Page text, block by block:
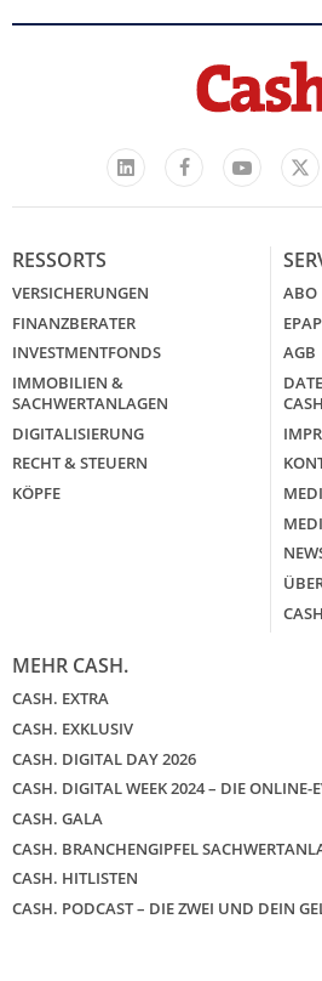
LinkedIn
FacebookYouTube
X
RESSORTS
VERSICHERUNGEN
FINANZBERATER
INVESTMENTFONDS
IMMOBILIEN &
SACHWERTANLAGEN
DIGITALISIERUNG
RECHT & STEUERN
KÖPFE
ABO
AGB
MEHR CASH.
CASH. EXTRA
CASH. EXKLUSIV
CASH. DIGITAL DAY 2026
CASH. DIGITAL WEEK 2024 – DIE ONLINE-
CASH. GALA
CASH. BRANCHENGIPFEL
CASH. HITLISTEN
CASH. PODCAST – DIE ZWEI UND DEIN